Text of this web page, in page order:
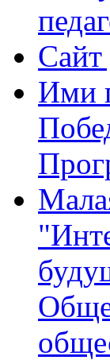
Сайт
Ими